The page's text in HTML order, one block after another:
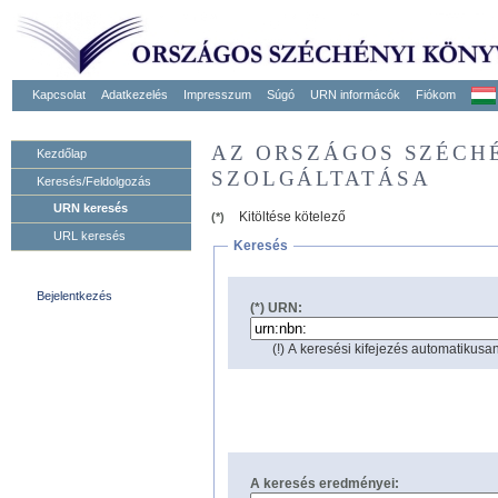
Kapcsolat Adatkezelés Impresszum Súgó URN informácók Fiókom
Kezdőlap
Keresés/Feldolgozás
URN keresés
URL keresés
Bejelentkezés
AZ ORSZÁGOS
SZOLGÁLTATÁSA
(*)
Kitöltése kötelező
Keresés
(*) URN:
(!) A keresési kifejezés
A keresés eredményei: